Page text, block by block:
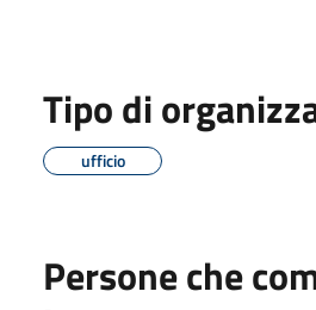
Tipo di
ufficio
Persone che